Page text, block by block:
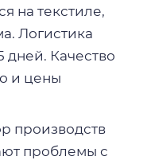
на текстиле,
Логистика
Качество
и цены
производств
проблемы с